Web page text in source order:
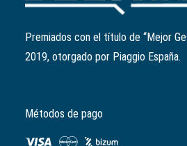
Ref:1A003396
56,12 € 44,90
Premiados con el título de “Mejor
2019, otorgado por Piaggio España.
Métodos de pago